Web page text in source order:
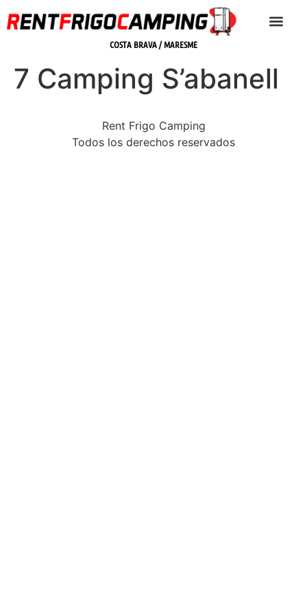
COSTA BRAVA / MARESME
7 Camping S’abanell
Rent Frigo Camping
Todos los derechos reservados